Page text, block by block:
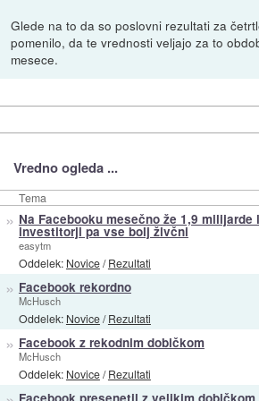
Glede na to da so poslovni rezultati za
pomenilo, da te vrednosti veljajo za to
mesece.
Vredno ogleda ...
Tema
» Na Facebooku mesečno že 1,9 milijarde
investitorji pa vse bolj živčni
easytm
Oddelek: Novice/Rezultati
» Facebook rekordno
McHusch
Oddelek: Novice/Rezultati
» Facebook z rekodnim dobičkom
McHusch
Oddelek: Novice/Rezultati